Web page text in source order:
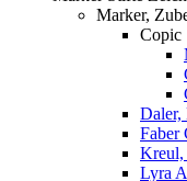
Marker,
Copic
Daler,
Faber
Lyra